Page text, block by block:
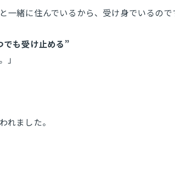
一緒に住んでいるから、受け身でいるので
でも受け止める”
」
れました。